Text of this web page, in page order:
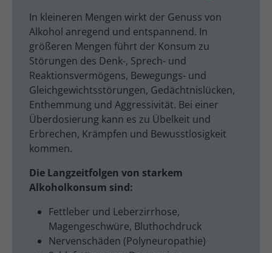
In kleineren Mengen wirkt der Genuss von
Alkohol anregend und entspannend. In
größeren Mengen führt der Konsum zu
Störungen des Denk-, Sprech- und
Reaktionsvermögens, Bewegungs- und
Gleichgewichtsstörungen, Gedächtnislücken,
Enthemmung und Aggressivität. Bei einer
Überdosierung kann es zu Übelkeit und
Erbrechen, Krämpfen und Bewusstlosigkeit
kommen.
Die Langzeitfolgen von starkem
Alkoholkonsum sind:
Fettleber und Leberzirrhose,
Magengeschwüre, Bluthochdruck
Nervenschäden (Polyneuropathie)